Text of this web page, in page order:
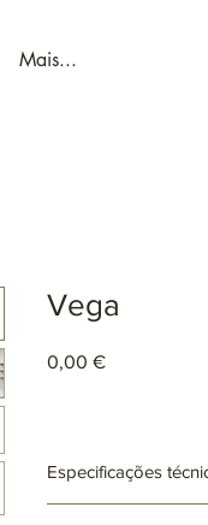
Mais...
Vega
0,00 €Preço
Especificações